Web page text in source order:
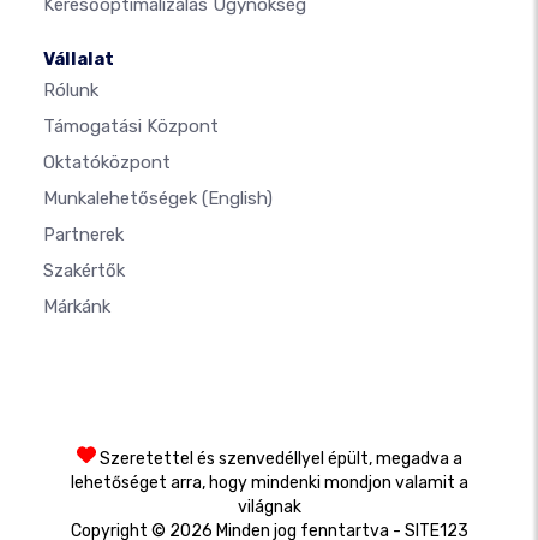
Keresőoptimalizálás Ügynökség
Vállalat
Rólunk
Támogatási Központ
Oktatóközpont
Munkalehetőségek (English)
Partnerek
Szakértők
Márkánk
Szeretettel és szenvedéllyel épült, megadva a
lehetőséget arra, hogy mindenki mondjon valamit a
világnak
Copyright © 2026 Minden jog fenntartva - SITE123